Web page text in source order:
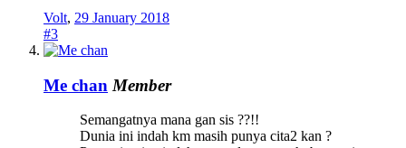
Volt, 29 January 2018
#3
Me chan Member
Semangatnya mana gan sis ??!!
Dunia ini indah km masih punya cita2 kan ?